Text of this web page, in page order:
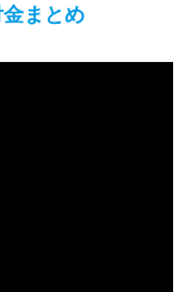
まとめ